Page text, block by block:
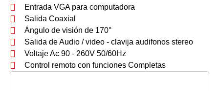
Entrada VGA para computadora
Salida Coaxial
Ángulo de visión de 170°
Salida de Audio / video - clavija audifonos stereo
Voltaje Ac 90 - 260V 50/60Hz
Control remoto con funciones Completas